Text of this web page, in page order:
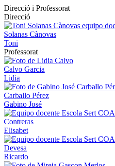
Direcció i Professorat
Direcció
Solanas Cànovas
Toni
Professorat
Calvo Garcia
Lidia
Carballo Pérez
Gabino José
Contreras
Elisabet
Devesa
Ricardo